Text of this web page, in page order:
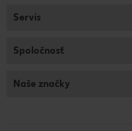
Servis
Spoločnosť
Naše značky